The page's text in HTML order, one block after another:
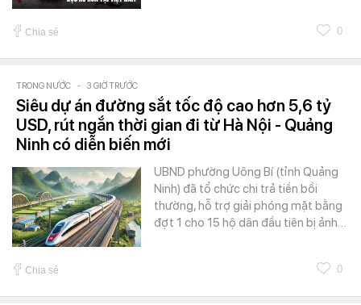
Chia sẻ 0
TRONG NƯỚC - 3 GIỜ TRƯỚC
Siêu dự án đường sắt tốc độ cao hơn 5,6 tỷ
USD, rút ngắn thời gian đi từ Hà Nội - Quảng
Ninh có diễn biến mới
UBND phường Uông Bí (tỉnh Quảng
Ninh) đã tổ chức chi trả tiền bồi
thường, hỗ trợ giải phóng mặt bằng
đợt 1 cho 15 hộ dân đầu tiên bị ảnh…
Chia sẻ 0